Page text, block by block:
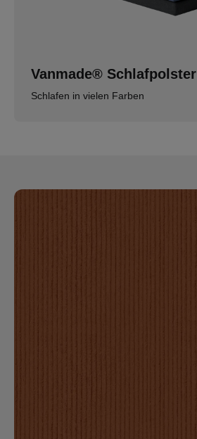
Vanmade® Schlafpolster
Schlafen in vielen Farben